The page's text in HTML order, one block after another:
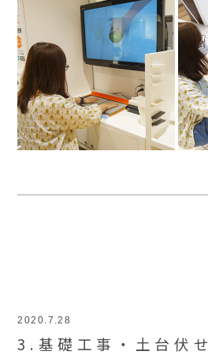
2020.7.28
3.基礎工事・土台伏せ